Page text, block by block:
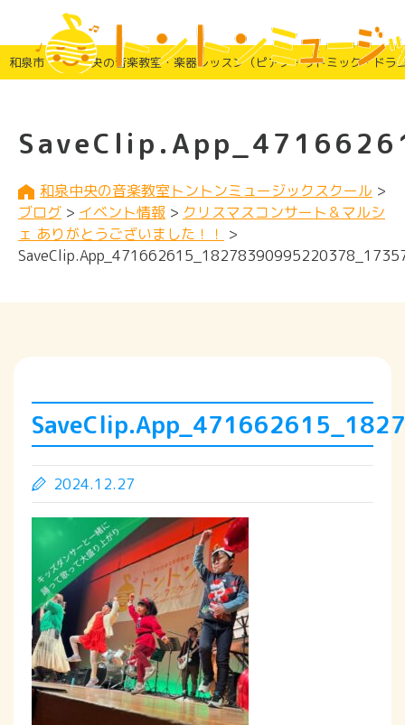
和泉市・和泉中央の音楽教室・楽器レッスン（ピアノ・リトミック・ド
和泉中央の音楽教室トントンミュージックスクール >
ブログ > イベント情報 > クリスマスコンサート＆マルシ
ェ ありがとうございました！！ >
2024.12.27